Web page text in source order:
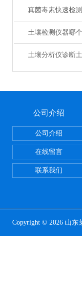
土壤检测仪器哪
土壤分析仪诊断
公司介绍
公司介绍
在线留言
联系我们
Copyright © 2026 山